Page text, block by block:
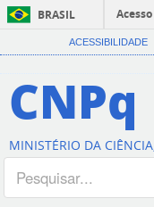
BRASIL
ACESSIBILIDADE
CNPq
MINISTÉRIO DA